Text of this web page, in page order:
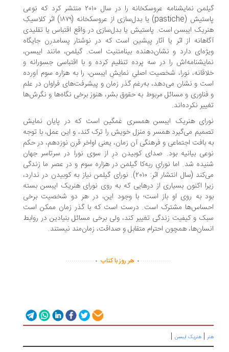
گیلمن نمایشنامه عروسکخانه را در سال ۲۰۱۰ منتشر کرد که نوعی
پاستیش (pastiche) یا بدل‌سازی از عروسکخانه (۱۸۷۹) اثر کلاسیکِ
ایبسن است. پاستیش یا بدل‌سازی در واقع اقتباس یا تقلیدی
از اثر یا آثار پیشین است که در نوشتار پسامدرن جایگاه
دارد و نشان‌دهنده بینامتنیت است. گیلمن، مانند ایبسن،
را در سه پرده تنظیم کرده و با اقتباسی جسورانه و
نورا، شخصیت اصلیِ نمایشِ ایبسن‌، را به هزاره سوم آورده
و نشان می‌دهد، به‌رغم گذر زمان و پیشرفت‌های فراوان‌ در علم‌
و مسائل‌ مربوط‌ به حقوق‌ بشر، هنوز برخی‌ نگاه‌ها و نگرش‌ها
نکرده‌اند.‌
هنریک ایبسن همسری غمگین است که در پایان‌ نمایش‌
می‌گیرد همسر و منزل‌ خویش را ترک‌ کند، و این‌ عمل، با توجه‌
بافت‌ اجتماعی‌ و فرهنگی‌ آن‌ زمان، یعنی اواخر قرن‌ نوزدهم، در حکم‌
بیانیه‌ بود. صدای‌ کوبیدن‌ درِ از سوی نورا در سرتاسر جهان
شد. اما نورایِ ربه‌کا گیلمن‌ در هزاره سوم و در عصر ما زندگی
می‌کند (سال انتشار اثر: ۲۰۱۰). نورای‌ گیلمن نیاز به کوبیدن در ندارد،
اکنون بسیاری از درهایی که به‌ روی‌ نورای‌ هنریک ایبسن بسته
به روی او باز است؛ با وجود این، در هر دو شخصیت‌ برخی‌
مشترک‌ است.‌ درست است که با گذر زمان ممکن است
و کیفیت زندگی تغییر کند، ولی برخی مسائل بنیادین در روابط
همچون احترام متقابل‌ و صداقت، زمان‌مند نیستند.
...............
. هر روز با کتاب .
..............
هنریک ایبسن|